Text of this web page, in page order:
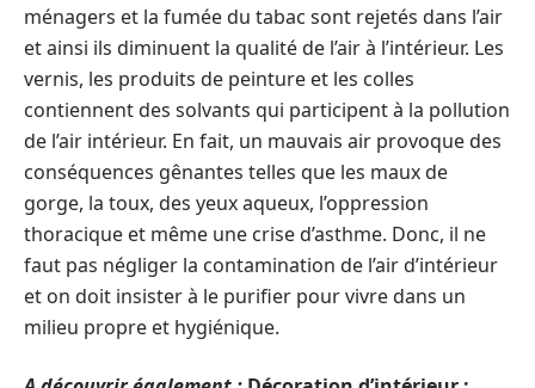
ménagers et la fumée du tabac sont rejetés dans l’air
et ainsi ils diminuent la qualité de l’air à l’intérieur. Les
vernis, les produits de peinture et les colles
contiennent des solvants qui participent à la pollution
de l’air intérieur. En fait, un mauvais air provoque des
conséquences gênantes telles que les maux de
gorge, la toux, des yeux aqueux, l’oppression
thoracique et même une crise d’asthme. Donc, il ne
faut pas négliger la contamination de l’air d’intérieur
et on doit insister à le purifier pour vivre dans un
milieu propre et hygiénique.